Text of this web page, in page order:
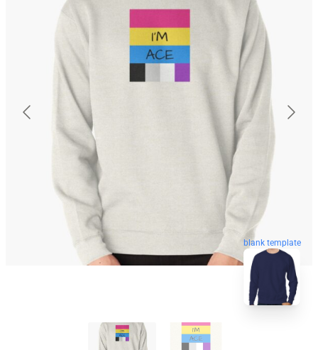
blank template